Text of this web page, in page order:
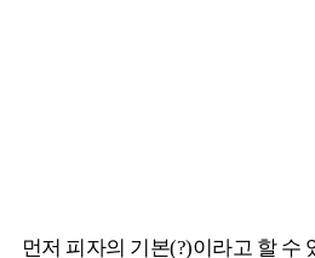
먼저 피자의 기본(?)이라고 할 수